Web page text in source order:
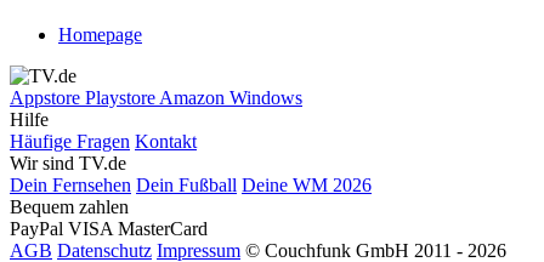
Homepage
Appstore Playstore Amazon Windows
Hilfe
Häufige Fragen Kontakt
Wir sind TV.de
Dein Fernsehen Dein Fußball Deine WM 2026
Bequem zahlen
PayPal VISA MasterCard
AGB Datenschutz Impressum © Couchfunk GmbH 2011 - 2026